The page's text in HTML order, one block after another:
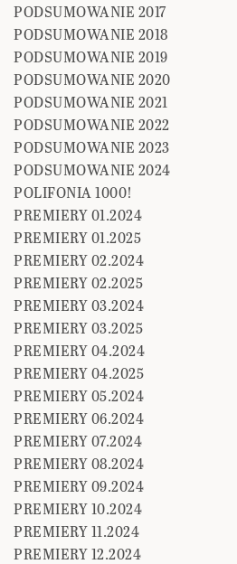
PODSUMOWANIE 2017
PODSUMOWANIE 2018
PODSUMOWANIE 2019
PODSUMOWANIE 2020
PODSUMOWANIE 2021
PODSUMOWANIE 2022
PODSUMOWANIE 2023
PODSUMOWANIE 2024
POLIFONIA 1000!
PREMIERY 01.2024
PREMIERY 01.2025
PREMIERY 02.2024
PREMIERY 02.2025
PREMIERY 03.2024
PREMIERY 03.2025
PREMIERY 04.2024
PREMIERY 04.2025
PREMIERY 05.2024
PREMIERY 06.2024
PREMIERY 07.2024
PREMIERY 08.2024
PREMIERY 09.2024
PREMIERY 10.2024
PREMIERY 11.2024
PREMIERY 12.2024